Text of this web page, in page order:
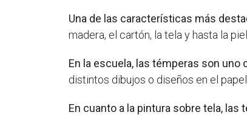
Una de las características más
madera, el cartón, la tela y hasta la
En la escuela, las témperas son
distintos dibujos o diseños en el
En cuanto a la pintura sobre tela,